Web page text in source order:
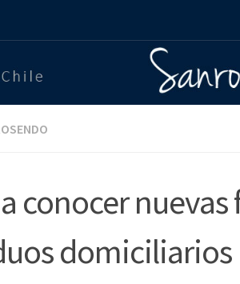
conocer nuevas
domiciliarios